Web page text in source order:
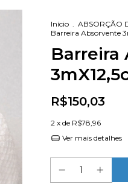
Início ABSORÇÃO
Barreira Absorvente
Barreira
R$150,03
2 x de R$78,96
Ver mais detalhes